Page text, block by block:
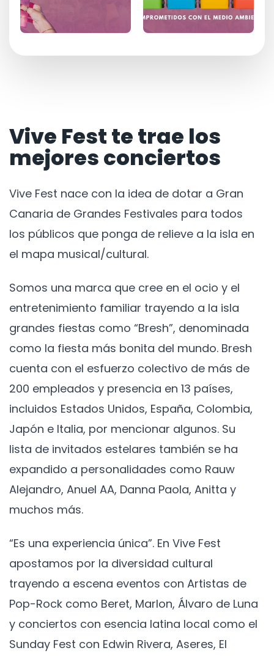
Vive Fest te trae los
mejores conciertos
Vive Fest nace con la idea de dotar a Gran
Canaria de Grandes Festivales para todos
los públicos que ponga de relieve a la isla en
el mapa musical/cultural.
Somos una marca que cree en el ocio y el
entretenimiento familiar trayendo a la isla
grandes fiestas como “Bresh”, denominada
como la fiesta más bonita del mundo. Bresh
cuenta con el esfuerzo colectivo de más de
200 empleados y presencia en 13 países,
incluidos Estados Unidos, España, Colombia,
Japón e Italia, por mencionar algunos. Su
lista de invitados estelares también se ha
expandido a personalidades como Rauw
Alejandro, Anuel AA, Danna Paola, Anitta y
muchos más.
“Es una experiencia única”. En Vive Fest
apostamos por la diversidad cultural
trayendo a escena eventos con Artistas de
Pop-Rock como Beret, Marlon, Álvaro de Luna
y conciertos con esencia latina local como el
Sunday Fest con Edwin Rivera, Aseres, El